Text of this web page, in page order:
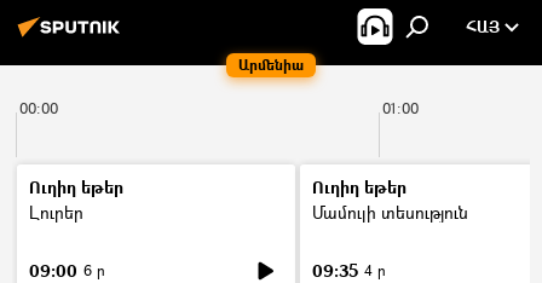
Արմենիա
ՀԱՅ
00:00 01:00
Ուղիղ եթեր
Լուրեր
09:00 6 ր
Ուղիղ եթեր
Մամուլի տեսություն
09:35 4 ր